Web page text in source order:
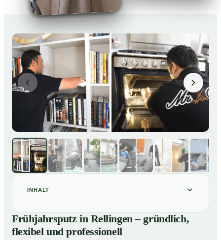
INHALT
01 Frühjahrsputz in Rellingen – gründlich, flexibel und
professionell
Frühjahrsputz in Rellingen – gründlich,
flexibel und professionell